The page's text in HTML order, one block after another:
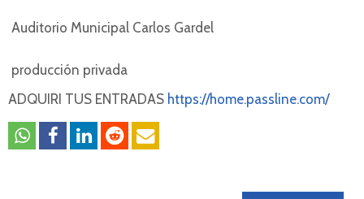
Auditorio Municipal Carlos Gardel
producción privada
ADQUIRI TUS ENTRADAS https://home.passline.com/